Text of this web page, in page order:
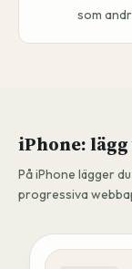
som
iPhone:
På iPhone lägger
progressiva